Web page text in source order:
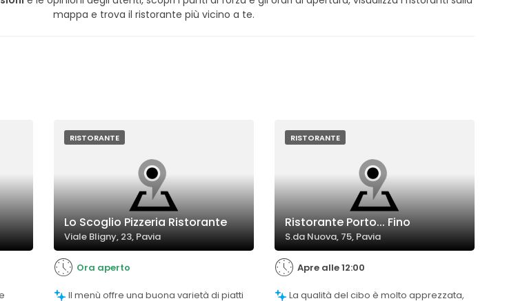
mappa e trova il ristorante più vicino a te.
RISTORANTE
Lo Scoglio Pizzeria Ristorante
Viale Bligny, 23, Pavia
Ora aperto
Il menù offre una buona varietà di piatti
RISTORANTE
Ristorante Porto... Fino
S.da Nuova, 75, Pavia
Apre alle 12:00
La qualità del cibo è molto apprezzata,